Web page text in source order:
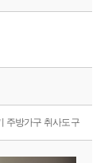
주방가구 취사도구